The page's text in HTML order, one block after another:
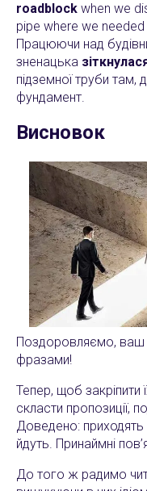
roadblock when we
pipe where we
Працюючи над
зненацька
підземної труби там,
фундамент.
Висновок
Поздоровляємо, ваш
фразами!
Тепер, щоб закріпити
скласти пропозиції,
Доведено: приходять
йдуть. Принаймні
До того ж радимо